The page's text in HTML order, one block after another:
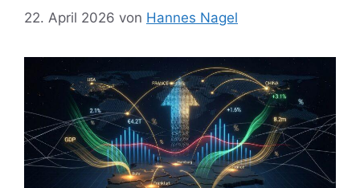
22. April 2026 von Hannes Nagel